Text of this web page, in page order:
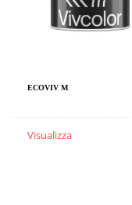
ECOVIV M
Visualizza